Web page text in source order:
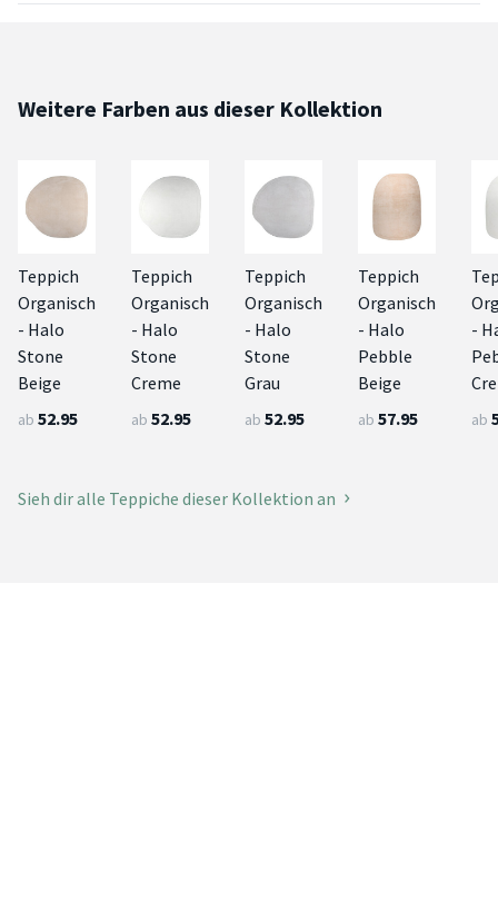
Weitere Farben aus dieser Kollektion
Teppich
Organisch
- Halo
Stone
Beige
ab 52.95
Teppich
Organisch
- Halo
Stone
Creme
ab 52.95
Teppich
Organisch
- Halo
Stone
Grau
ab 52.95
Teppich
Organisch
- Halo
Pebble
Beige
ab 57.95
-
ab
Sieh dir alle Teppiche dieser Kollektion an